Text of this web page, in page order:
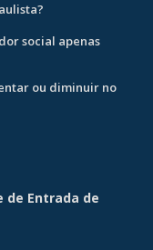
social apenas
ou diminuir no
de Entrada de